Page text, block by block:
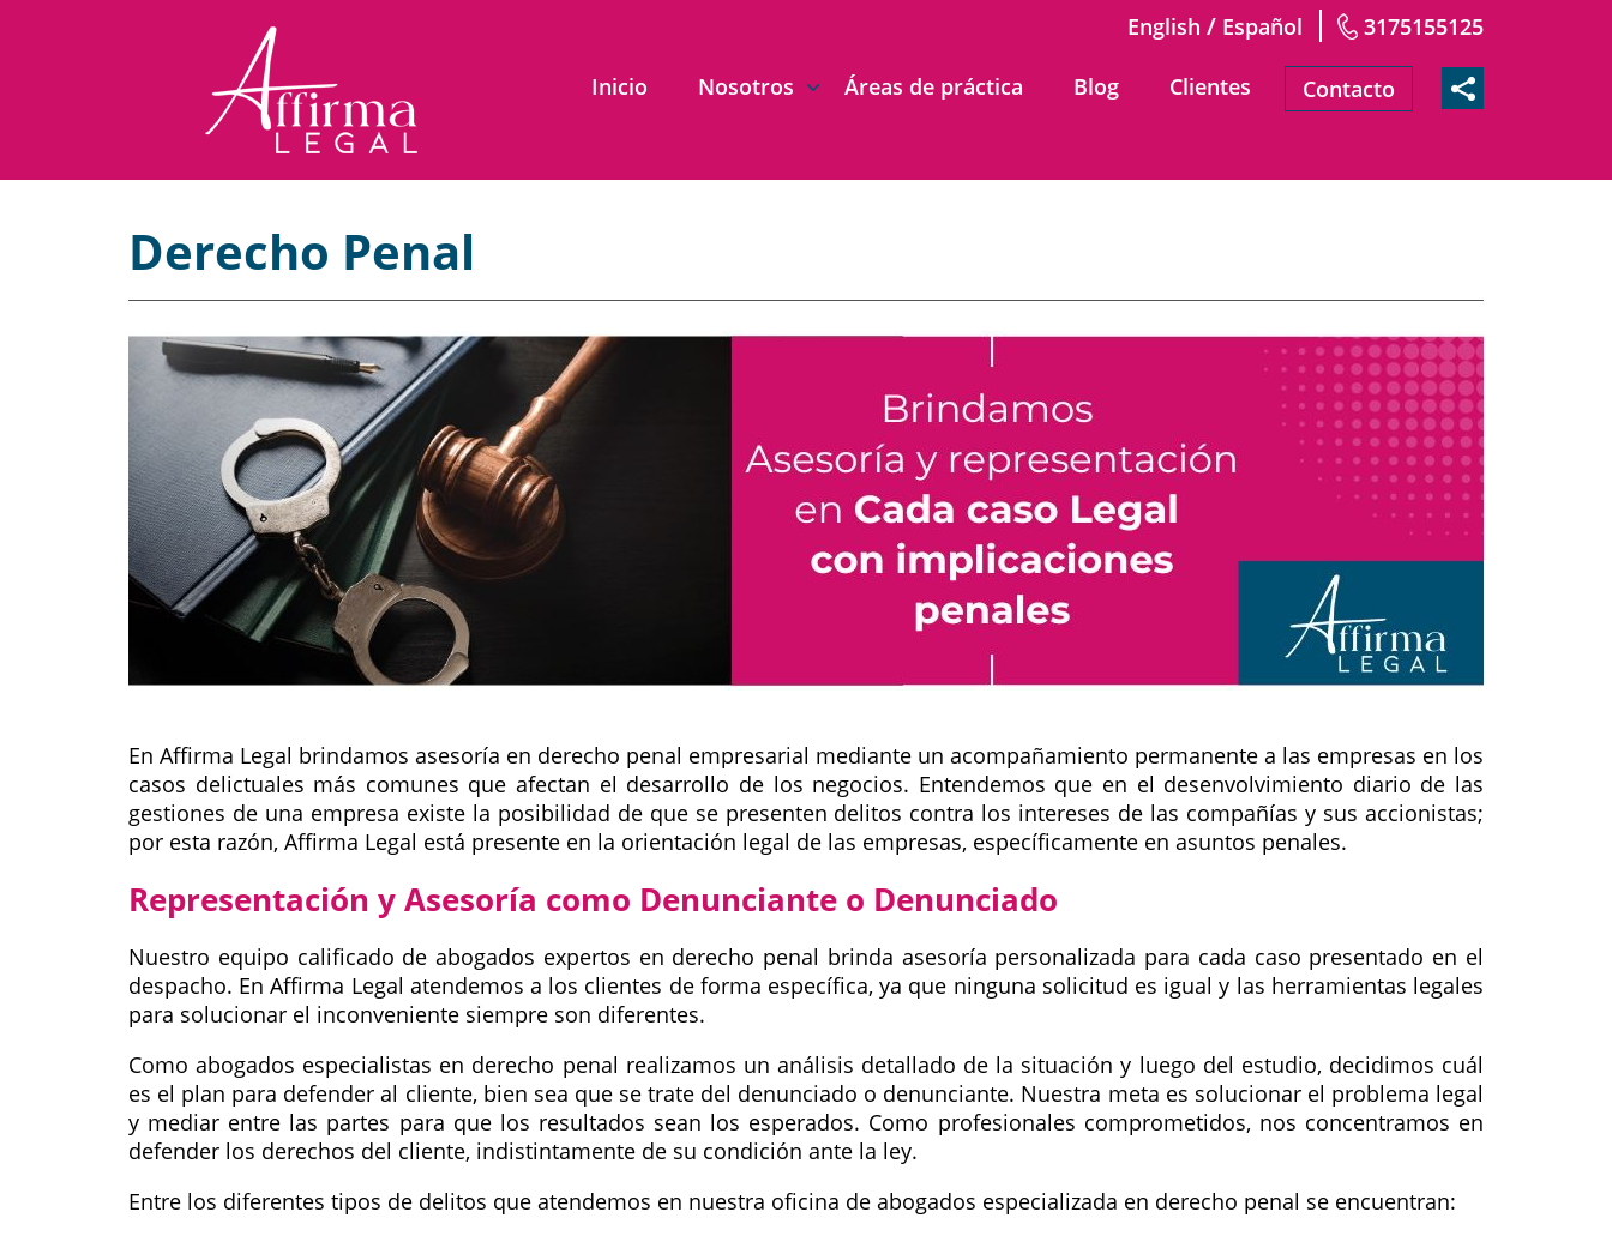
English / Español 3175155125
Inicio Nosotros Áreas de práctica Blog Clientes Contacto
Derecho Penal
En Affirma Legal brindamos asesoría en derecho penal empresarial mediante un acompañamiento permanente a las empresas en los
casos delictuales más comunes que afectan el desarrollo de los negocios. Entendemos que en el desenvolvimiento diario de las
gestiones de una empresa existe la posibilidad de que se presenten delitos contra los intereses de las compañías y sus accionistas;
por esta razón, Affirma Legal está presente en la orientación legal de las empresas, específicamente en asuntos penales.
Representación y Asesoría como Denunciante o Denunciado
Nuestro equipo calificado de abogados expertos en derecho penal brinda asesoría personalizada para cada caso presentado en el
despacho. En Affirma Legal atendemos a los clientes de forma específica, ya que ninguna solicitud es igual y las herramientas legales
para solucionar el inconveniente siempre son diferentes.
Como abogados especialistas en derecho penal realizamos un análisis detallado de la situación y luego del estudio, decidimos cuál
es el plan para defender al cliente, bien sea que se trate del denunciado o denunciante. Nuestra meta es solucionar el problema legal
y mediar entre las partes para que los resultados sean los esperados. Como profesionales comprometidos, nos concentramos en
defender los derechos del cliente, indistintamente de su condición ante la ley.
Entre los diferentes tipos de delitos que atendemos en nuestra oficina de abogados especializada en derecho penal se encuentran: